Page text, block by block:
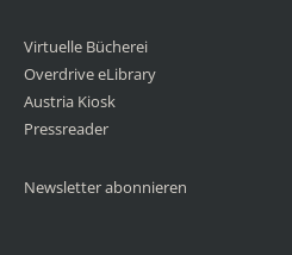
Virtuelle Bücherei
Overdrive eLibrary
Austria Kiosk
Pressreader
Newsletter abonnieren